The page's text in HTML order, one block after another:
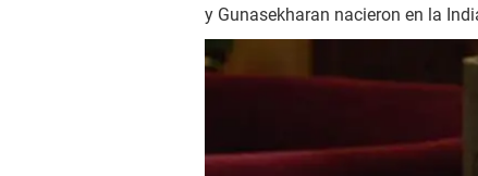
y Gunasekharan nacieron en la